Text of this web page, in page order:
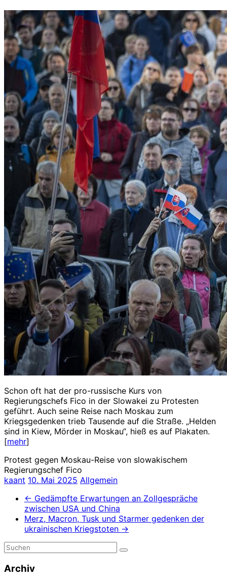
Schon oft hat der pro-russische Kurs von
Regierungschefs Fico in der Slowakei zu Protesten
geführt. Auch seine Reise nach Moskau zum
Kriegsgedenken trieb Tausende auf die Straße. „Helden
sind in Kiew, Mörder in Moskau“, hieß es auf Plakaten.
[mehr]
Protest gegen Moskau-Reise von slowakischem
Regierungschef Fico
kaant 10. Mai 2025 Allgemein
← Gedämpfte Erwartungen an Zollgespräche
zwischen USA und China
Merz, Macron, Tusk und Starmer gedenken der
ukrainischen Kriegstoten →
Archiv